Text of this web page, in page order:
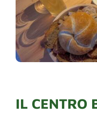
IL CENTRO